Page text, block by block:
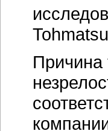
Причина